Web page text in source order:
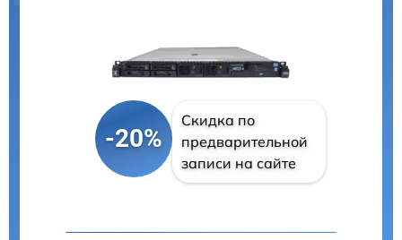
-20%
Скидка по
предварительной
записи на сайте